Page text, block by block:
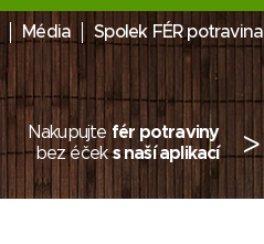
Média Spolek FÉR potravina
Nakupujte fér potraviny
bez éčeks naší aplikací >